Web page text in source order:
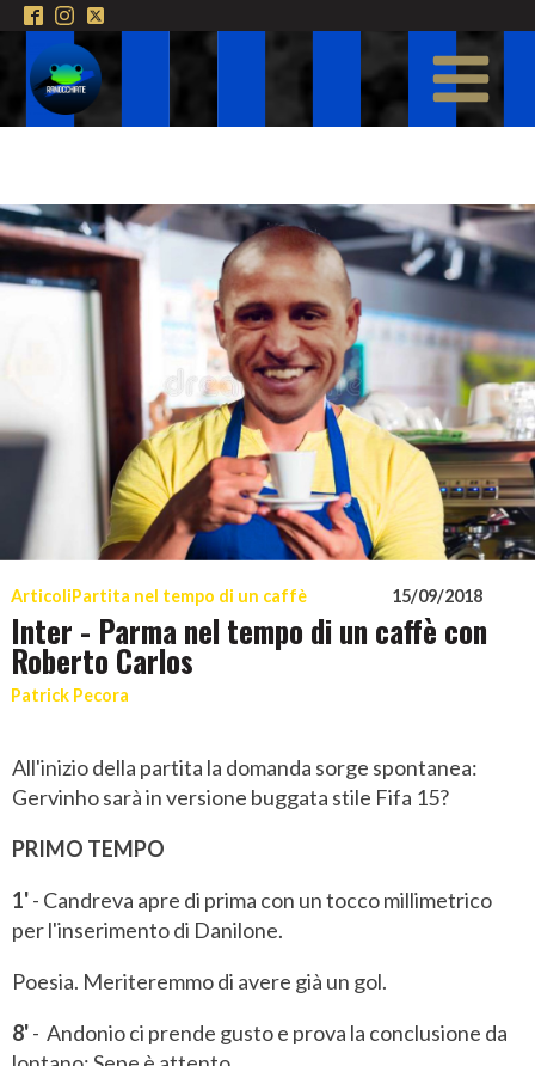
ArticoliPartita nel tempo di un caffè 15/09/2018
Inter - Parma nel tempo di un caffè con
Roberto Carlos
Patrick Pecora
All'inizio della partita la domanda sorge spontanea:
Gervinho sarà in versione buggata stile Fifa 15?
PRIMO TEMPO
1'- Candreva apre di prima con un tocco millimetrico
per l'inserimento di Danilone.
Poesia. Meriteremmo di avere già un gol.
8'- Andonio ci prende gusto e prova la conclusione da